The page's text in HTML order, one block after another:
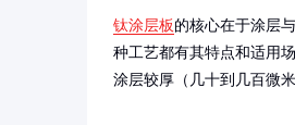
钛涂层板 的核心在于涂层
种工艺都有其特点和适用
涂层较厚（几十到几百微